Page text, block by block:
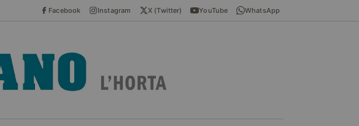
Facebook Instagram X (Twitter) YouTube WhatsApp